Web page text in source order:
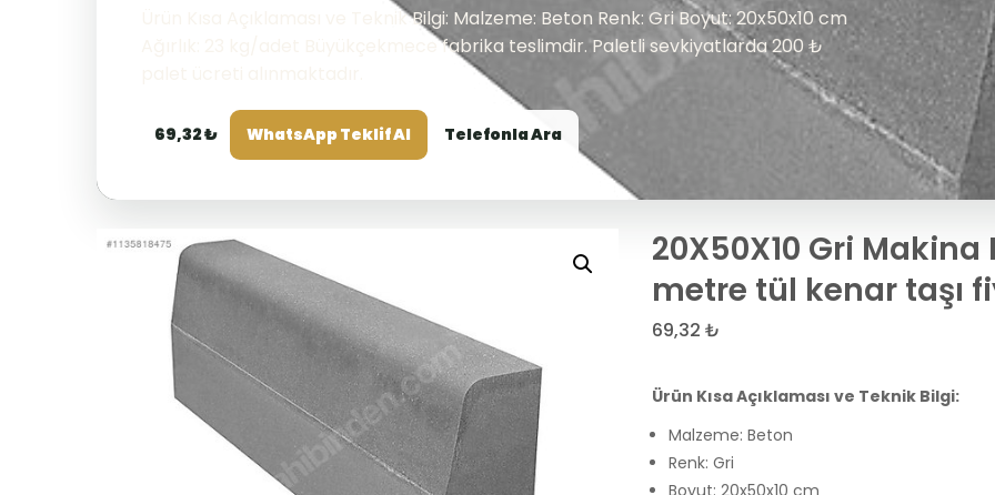
Ürün Kısa Açıklaması ve Teknik Bilgi: Malzeme: Beton Renk: Gri Boyut: 20x50x10 cm
Ağırlık: 23 kg/adet Büyükçekmece fabrika teslimdir. Paletli sevkiyatlarda 200 ₺
69,32 ₺ WhatsApp Teklif Al Telefonla Ara
20X50X10 Gri Makina
metre tül kenar taşı
69,32 ₺
Ürün Kısa Açıklaması ve Teknik Bilgi:
Malzeme: Beton
Renk: Gri
Boyut: 20x50x10 cm